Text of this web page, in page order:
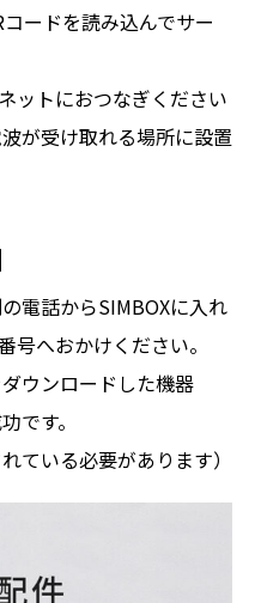
ードを読み込んでサー
ットにおつなぎください
が受け取れる場所に設置
電話からSIMBOXに入れ
へおかけください。
ウンロードした機器
です。
ている必要があります）